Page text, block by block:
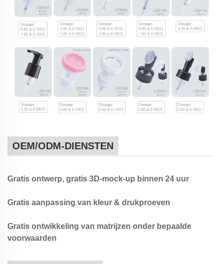
OEM/ODM-DIENSTEN
Gratis ontwerp, gratis 3D-mock-up binnen 24 uur
Gratis aanpassing van kleur & drukproeven
Gratis ontwikkeling van matrijzen onder bepaalde
voorwaarden